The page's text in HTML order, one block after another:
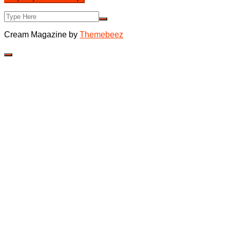
Cream Magazine by Themebeez